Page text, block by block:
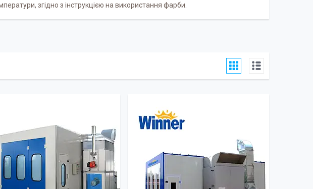
згідно з інструкцією на використання фарби.